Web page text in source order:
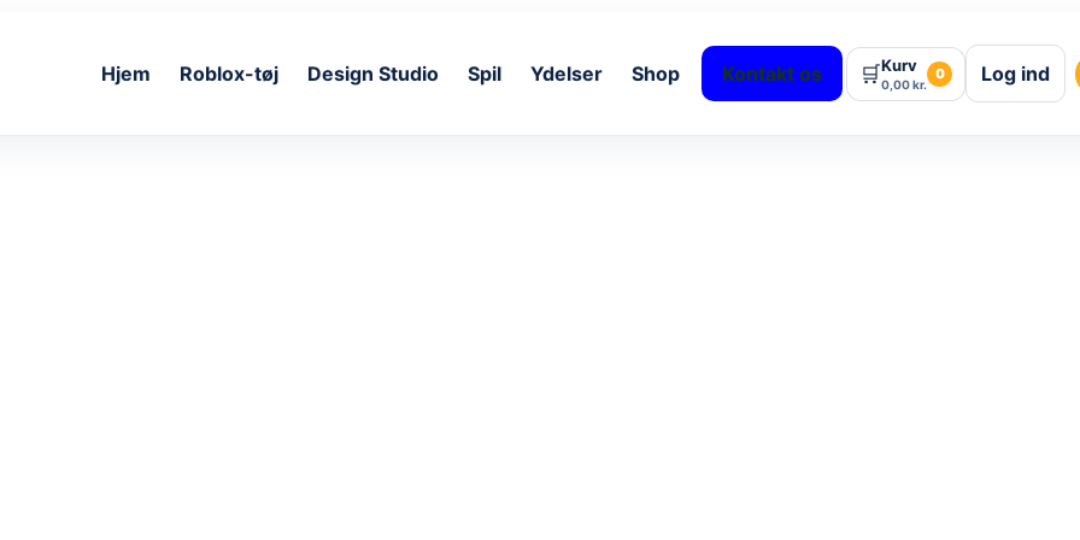
Hjem Roblox-tøj Design Studio Spil Ydelser Shop Kontakt os 🛒Kurv
0,00kr.
0 Log ind